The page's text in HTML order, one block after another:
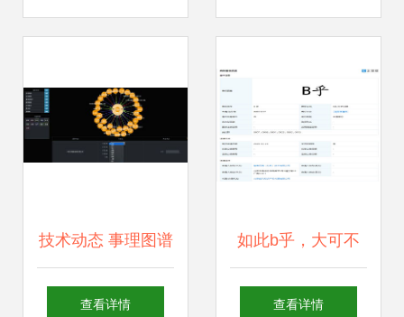
技术动态 事理图谱
——下一代知识图
查看详情
如此b乎，大可不
必 计算机软硬件技
查看详情